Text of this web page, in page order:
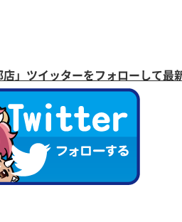
店」ツイッターをフォローして最